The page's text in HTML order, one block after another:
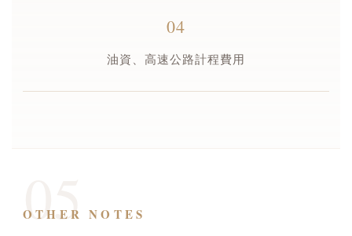
04
油資、高速公路計程費用
05
OTHER NOTES